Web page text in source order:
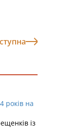
років на
із